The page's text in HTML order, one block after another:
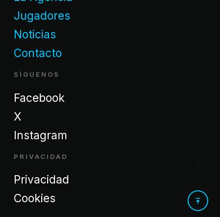
Jugadores
Noticias
Contacto
SÍGUENOS
Facebook
X
Instagram
PRIVACIDAD
Privacidad
Cookies